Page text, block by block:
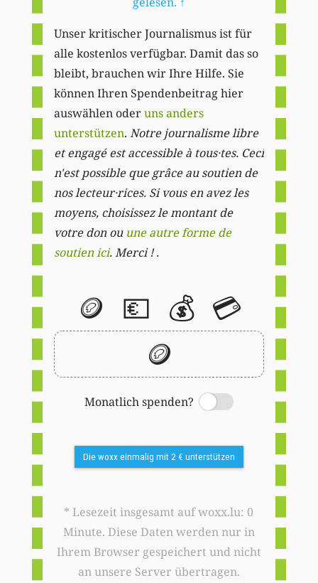
Unser kritischer Journalismus ist für
alle kostenlos verfügbar. Damit das so
bleibt, brauchen wir Ihre Hilfe. Sie
können Ihren Spendenbeitrag hier
auswählen oderuns anders
unterstützen. Notre journalisme libre
et engagé est accessible à tous·tes. Ceci
n'est possible que grâce au soutien de
nos lecteur·rices. Si vous en avez les
moyens, choisissez le montant de
votre don ou une autre forme de
soutien ici. Merci ! .
🪙 💶 💰 💳
🪙
Monatlich spenden?
Switch
Die woxx einmalig mit 2 € unterstützen
* Lesezeit insgesamt auf woxx.lu: 0
Minute. Diese Daten werden nur in
Ihrem Browser gespeichert und nicht
an unsere Server übertragen.